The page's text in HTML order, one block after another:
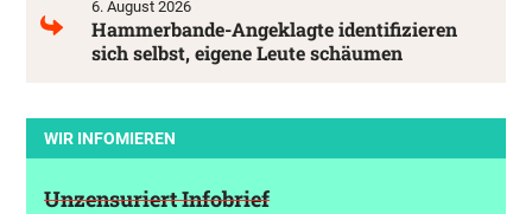
6. August 2026
Hammerbande-Angeklagte identifizieren
sich selbst, eigene Leute schäumen
WIR INFOMIEREN
Unzensuriert Infobrief